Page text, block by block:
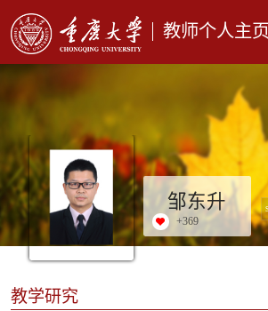
教师个人主页
邹东升
+369
教学研究